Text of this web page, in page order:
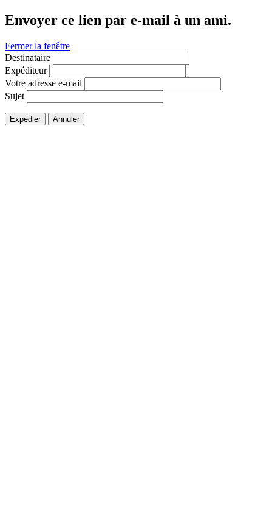
Envoyer ce lien par e-mail à un ami.
Fermer la fenêtre
Destinataire
Expéditeur
Votre adresse e-mail
Sujet
Expédier Annuler